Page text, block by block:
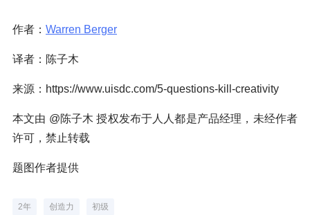
作者： Warren Berger
译者：陈子木
来源：https://www.uisdc.com/5-questions-kill-creativity
本文由 @陈子木 授权发布于人人都是产品经理，未经作者
许可，禁止转载
题图作者提供
2年 创造力 初级